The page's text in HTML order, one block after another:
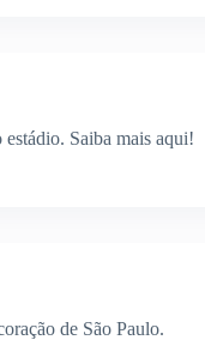
Saiba mais aqui!
de São Paulo.